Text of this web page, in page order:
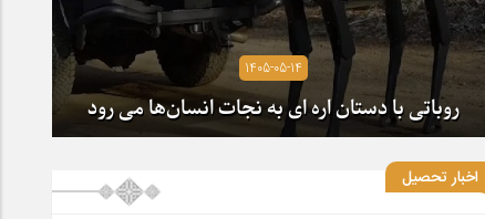
1405-05-14
روباتی با دستان اره ای به نجات انسان‌ها می رود
اخبار تحصیل